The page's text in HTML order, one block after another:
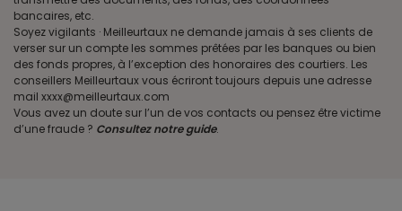
bancaires, etc.
Soyez vigilants · Meilleurtaux ne demande jamais à ses clients de
verser sur un compte les sommes prêtées par les banques ou bien
des fonds propres, à l’exception des honoraires des courtiers. Les
conseillers Meilleurtaux vous écriront toujours depuis une adresse
mail xxxx@meilleurtaux.com
Vous avez un doute sur l’un de vos contacts ou pensez être victime
d’une fraude ? Consultez notre guide.